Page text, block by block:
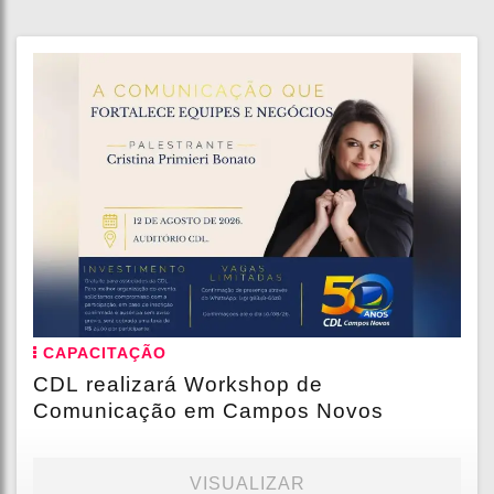
CAPACITAÇÃO
CDL realizará Workshop de
Comunicação em Campos Novos
VISUALIZAR